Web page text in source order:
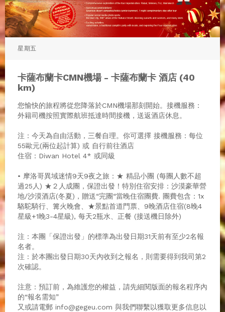
星期五
卡薩布蘭卡CMN機場 - 卡薩布蘭卡 酒店 (40
km)
您愉快的旅程將從您降落於CMN機場那刻開始。接機服務：
外籍司機按照實際航班抵達時間接機，送返酒店休息。
注：今天為自由活動，三餐自理。你可選擇 接機服務：每位
55歐元(兩位起計算) 或 自行前往酒店
住宿：Diwan Hotel 4* 或同級
• 摩洛哥異域迷情9天9夜之旅：★ 精品小團 (每團人數不超
過25人) ★２人成團，保證出發！特別住宿安排：沙漠豪華營
地/沙漠酒店(冬夏)，贈送“完團“當晚住宿團費. 團費包含：1x
駱駝騎行、篝火晚會、★景點首道門票、9晚酒店住宿(8晚4
星級+1晚3-4星級), 每天2瓶水、正餐 (接送機日除外)
注：本團「保證出發」的標準為出發日期31天前有至少2名報
名者。
注 : 於本團出發日期30天內收到之報名，則需要得到我司第2
次確認。
注意：預訂前，為維護您的權益，請先細閱版面的報名程序內
的“報名需知”
又或請電郵 info@gegeu.com 與我們聯繫以獲取更多信息以